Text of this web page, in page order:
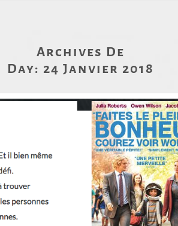
Archives De
Day: 24 Janvier 2018